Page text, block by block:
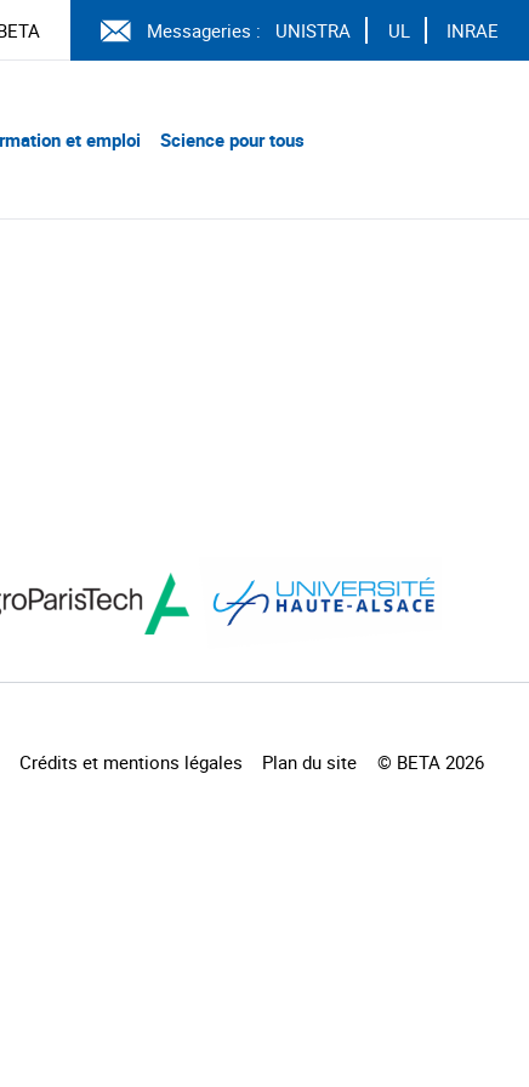
Messageries : UNISTRA UL INRAE
et emploi Science pour tous
Crédits et mentions légales Plan du site © BETA 2026